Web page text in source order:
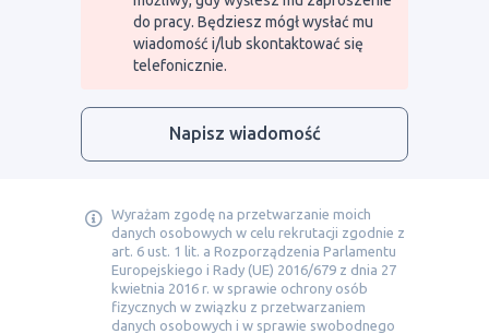
do pracy. Będziesz mógł wysłać mu
wiadomość i/lub skontaktować się
telefonicznie.
Napisz wiadomość
Wyrażam zgodę na przetwarzanie moich
danych osobowych w celu rekrutacji zgodnie z
art. 6 ust. 1 lit. a Rozporządzenia Parlamentu
Europejskiego i Rady (UE) 2016/679 z dnia 27
kwietnia 2016 r. w sprawie ochrony osób
fizycznych w związku z przetwarzaniem
danych osobowych i w sprawie swobodnego